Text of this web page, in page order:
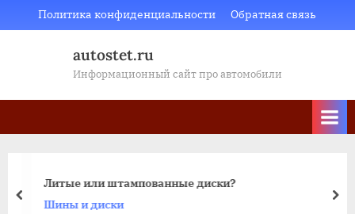
to
Политика конфиденциальности Обратная связь
autostet.ru
Информационный сайт про автомобили
Литые или штампованные диски?
Шины и диски
пред